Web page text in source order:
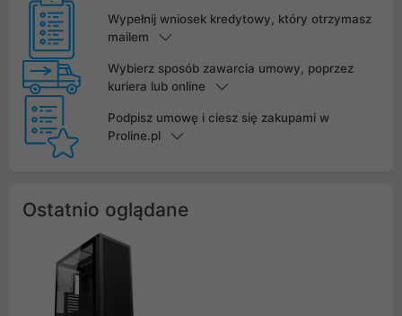
Wypełnij wniosek kredytowy, który otrzymasz
mailem
Wybierz sposób zawarcia umowy, poprzez
kuriera lub online
Podpisz umowę i ciesz się zakupami w
Proline.pl
Ostatnio oglądane